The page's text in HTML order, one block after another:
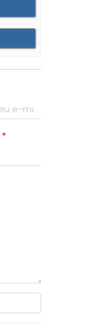
*